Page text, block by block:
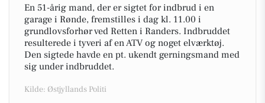
En 51-årig mand, der er sigtet for indbrud i en
garage i Rønde, fremstilles i dag kl. 11.00 i
grundlovsforhør ved Retten i Randers. Indbruddet
resulterede i tyveri af en ATV og noget elværktøj.
Den sigtede havde en pt. ukendt gerningsmand med
sig under indbruddet.
Kilde: Østjyllands Politi